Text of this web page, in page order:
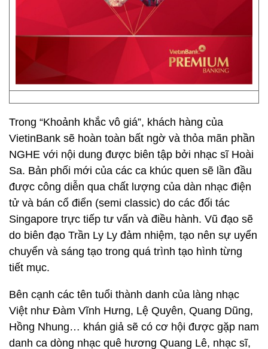
Trong “Khoảnh khắc vô giá”, khách hàng của
VietinBank sẽ hoàn toàn bất ngờ và thỏa mãn phần
NGHE với nội dung được biên tập bởi nhạc sĩ Hoài
Sa. Bản phối mới của các ca khúc quen sẽ lần đầu
được công diễn qua chất lượng của dàn nhạc điện
tử và bán cổ điển (semi classic) do các đối tác
Singapore trực tiếp tư vấn và điều hành. Vũ đạo sẽ
do biên đạo Trần Ly Ly đảm nhiệm, tạo nên sự uyển
chuyển và sáng tạo trong quá trình tạo hình từng
tiết mục.
Bên cạnh các tên tuổi thành danh của làng nhạc
Việt như Đàm Vĩnh Hưng, Lệ Quyên, Quang Dũng,
Hồng Nhung… khán giả sẽ có cơ hội được gặp nam
danh ca dòng nhạc quê hương Quang Lê, nhạc sĩ,